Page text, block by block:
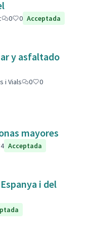
0 0 Acceptada
y asfaltado
i Vials 0
0
mayores
4 Acceptada
i del